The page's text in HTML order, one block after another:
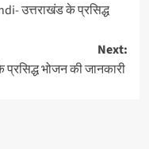
उत्तराखंड के प्रसिद्ध
Next:
भोजन की जानकारी